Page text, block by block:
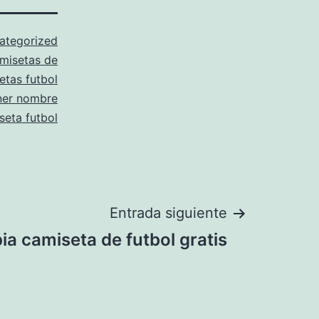
de
futbol
nombre
futbol
Entrada siguiente
camiseta de futbol gratis